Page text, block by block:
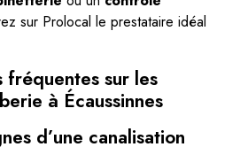
sur Prolocal le prestataire idéal
sur les
à Écaussinnes
d’une canalisation